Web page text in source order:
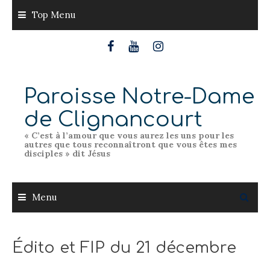
content
Top Menu
Paroisse Notre-Dame
de Clignancourt
« C’est à l’amour que vous aurez les uns pour les
autres que tous reconnaîtront que vous êtes mes
disciples » dit Jésus
Menu
Édito et FIP du 21 décembre